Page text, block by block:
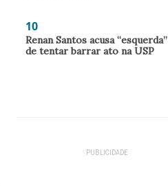
10
Renan Santos acusa “esquerda”
de tentar barrar ato na USP